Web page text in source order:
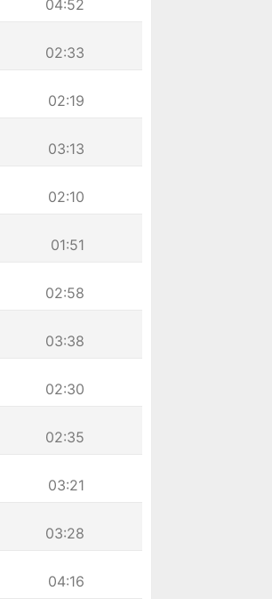
04:52
02:33
02:19
03:13
02:10
01:51
02:58
03:38
02:30
02:35
03:21
03:28
04:16